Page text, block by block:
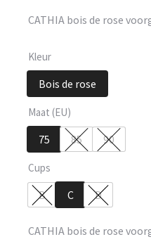
CATHIA bois de rose
Kleur
Bois de rose
Maat (EU)
75 85 90
Cups
B C D
CATHIA bois de rose